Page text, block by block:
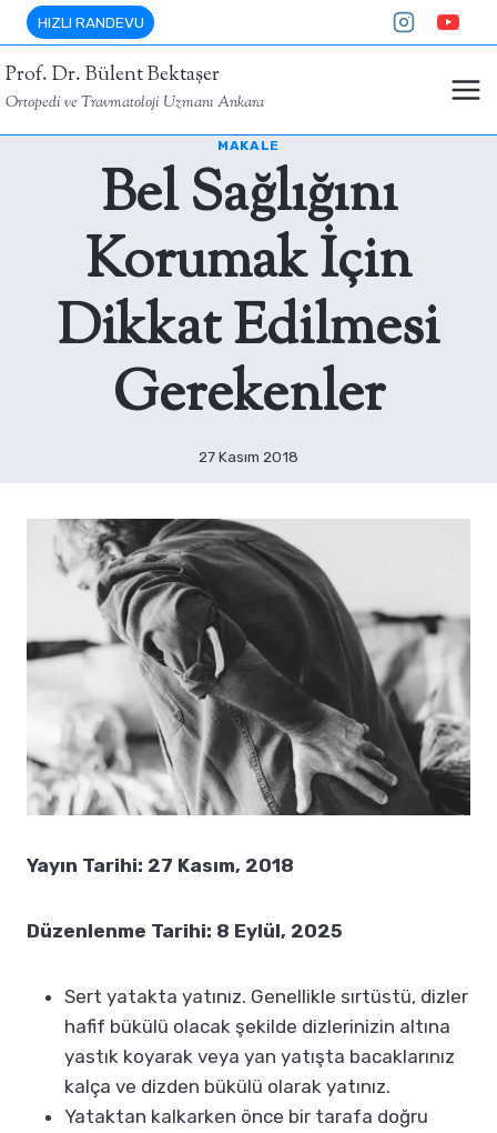
Skip
to
content
HIZLI RANDEVU
Prof. Dr. Bülent Bektaşer
Ortopedi ve Travmatoloji Uzmanı Ankara
MAKALE
Bel Sağlığını
Korumak İçin
Dikkat Edilmesi
Gerekenler
27 Kasım 2018
Yayın Tarihi: 27 Kasım, 2018
Düzenlenme Tarihi: 8 Eylül, 2025
Sert yatakta yatınız. Genellikle sırtüstü, dizler
hafif bükülü olacak şekilde dizlerinizin altına
yastık koyarak veya yan yatışta bacaklarınız
kalça ve dizden bükülü olarak yatınız.
Yataktan kalkarken önce bir tarafa doğru